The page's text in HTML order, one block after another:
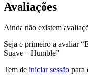
Avaliações
Ainda não existem
Seja o primeiro a avaliar
Suave – Humble”
Tem de iniciar sessão para